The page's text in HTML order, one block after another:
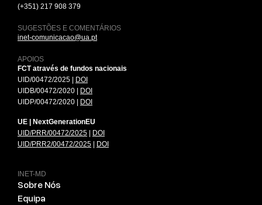
(+351) 217 908 379
SUGESTÕES E COMENTÁRIOS
inet-comunicacao@ua.pt
APOIOS
FCT através de fundos nacionais
UID/00472/2025 |
DOI
UIDB/00472/2020 |
DOI
UIDP/00472/2020 |
DOI
UE | NextGenerationEU
UID/PRR/00472/2025
DOI
UID/PRR2/00472/2025
DOI
INET-MD
Sobre Nós
Equipa